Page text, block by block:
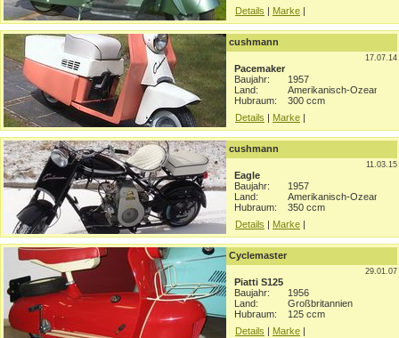
Details | Marke |
cushmann
17.07.14
Pacemaker
Baujahr:
1957
Land:
Amerikanisch-Ozeanien
Hubraum:
300 ccm
Details | Marke |
cushmann
11.03.15
Eagle
Baujahr:
1957
Land:
Amerikanisch-Ozeanien
Hubraum:
350 ccm
Details | Marke |
Cyclemaster
29.01.07
Piatti S125
Baujahr:
1956
Land:
Großbritannien
Hubraum:
125 ccm
Details | Marke |